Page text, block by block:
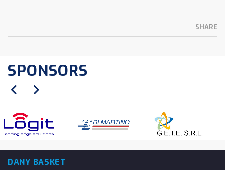
SHARE
SPONSORS
DANY BASKET